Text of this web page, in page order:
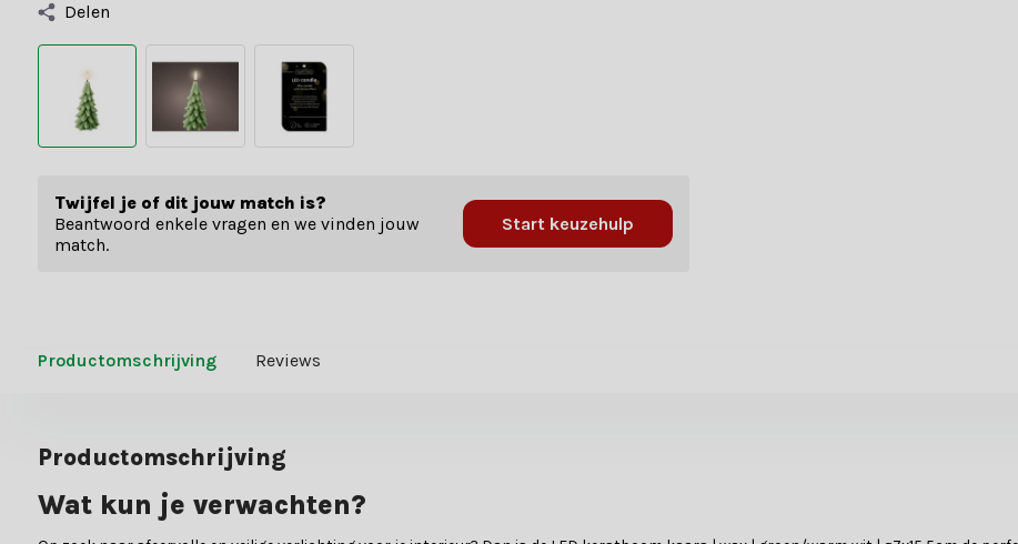
Delen
Twijfel je of dit jouw match is?
Beantwoord enkele vragen en we vinden jouw
match.
Start keuzehulp
Productomschrijving Reviews
Productomschrijving
Wat kun je verwachten?